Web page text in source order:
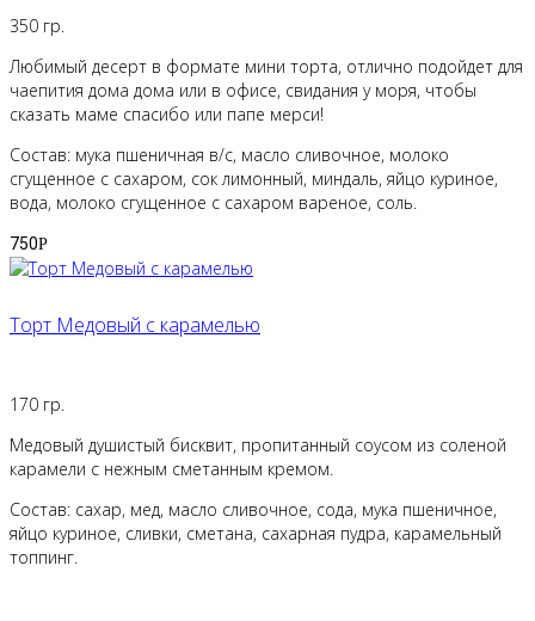
350 гр.
Любимый десерт в формате мини торта, отлично подойдет для
чаепития дома дома или в офисе, свидания у моря, чтобы
сказать маме спасибо или папе мерси!
Состав: мука пшеничная в/с, масло сливочное, молоко
сгущенное с сахаром, сок лимонный, миндаль, яйцо куриное,
вода, молоко сгущенное с сахаром вареное, соль.
750Р
Торт Медовый с карамелью
170 гр.
Медовый душистый бисквит, пропитанный соусом из соленой
карамели с нежным сметанным кремом.
Состав: сахар, мед, масло сливочное, сода, мука пшеничное,
яйцо куриное, сливки, сметана, сахарная пудра, карамельный
топпинг.